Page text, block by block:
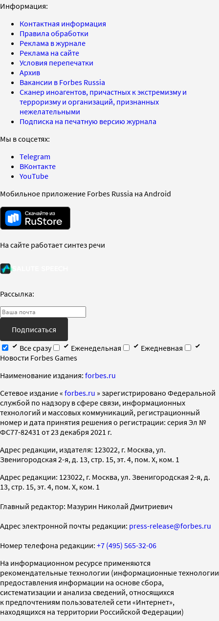
Информация:
Контактная информация
Правила обработки
Реклама в журнале
Реклама на сайте
Условия перепечатки
Архив
Вакансии в Forbes Russia
Сканер иноагентов, причастных к экстремизму и
терроризму и организаций, признанных
нежелательными
Подписка на печатную версию журнала
Мы в соцсетях:
Telegram
ВКонтакте
YouTube
Мобильное приложение Forbes Russia на Android
На сайте работает синтез речи
Рассылка:
Подписаться
Все сразу
Еженедельная
Ежедневная
Новости Forbes Games
Наименование издания: forbes.ru
Cетевое издание « forbes.ru » зарегистрировано Федеральной
службой по надзору в сфере связи, информационных
технологий и массовых коммуникаций, регистрационный
номер и дата принятия решения о регистрации: серия Эл №
ФС77-82431 от 23 декабря 2021 г.
Адрес редакции, издателя: 123022, г. Москва, ул.
Звенигородская 2-я, д. 13, стр. 15, эт. 4, пом. X, ком. 1
Адрес редакции: 123022, г. Москва, ул. Звенигородская 2-я, д.
13, стр. 15, эт. 4, пом. X, ком. 1
Главный редактор: Мазурин Николай Дмитриевич
Адрес электронной почты редакции: press-release@forbes.ru
Номер телефона редакции: +7 (495) 565-32-06
На информационном ресурсе применяются
рекомендательные технологии (информационные технологии
предоставления информации на основе сбора,
систематизации и анализа сведений, относящихся
к предпочтениям пользователей сети «Интернет»,
находящихся на территории Российской Федерации)